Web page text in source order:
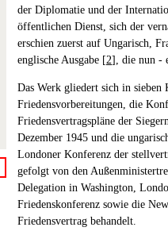
der Diplomatie und der
öffentlichen Dienst, sich der
erschien zuerst auf Ungarisch,
englische Ausgabe [2], die nun -
Das Werk gliedert sich in sieben
Friedensvorbereitungen, die
Friedensvertragspläne der
Dezember 1945 und die
Londoner Konferenz der
gefolgt von den
Delegation in Washington,
Friedenskonferenz sowie die
Friedensvertrag behandelt.